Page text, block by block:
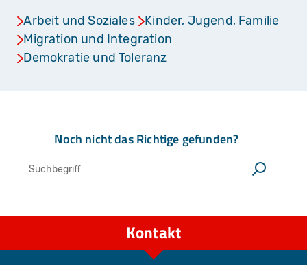
Arbeit und Soziales
Kinder, Jugend, Familie
Migration und Integration
Demokratie und Toleranz
Noch nicht das Richtige gefunden?
Suche Suchen
Kontakt